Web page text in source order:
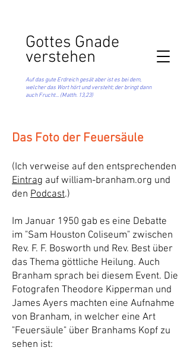
Gottes Gnade
verstehen
Auf das gute Erdreich gesät aber ist es bei dem,
welcher das Wort hört und versteht; der bringt dann
auch Frucht... (Matth. 13,23)
Das Foto der Feuersäule
(Ich verweise auf den entsprechenden
Eintrag auf william-branham.org und
den Podcast.)
Im Januar 1950 gab es eine Debatte
im "Sam Houston Coliseum" zwischen
Rev. F. F. Bosworth und Rev. Best über
das Thema göttliche Heilung. Auch
Branham sprach bei diesem Event. Die
Fotografen Theodore Kipperman und
James Ayers machten eine Aufnahme
von Branham, in welcher eine Art
"Feuersäule" über Branhams Kopf zu
sehen ist: